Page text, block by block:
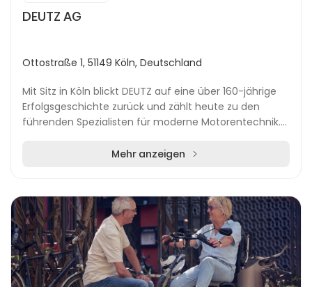
DEUTZ AG
Ottostraße 1, 51149 Köln, Deutschland
Mit Sitz in Köln blickt DEUTZ auf eine über 160-jährige
Erfolgsgeschichte zurück und zählt heute zu den
führenden Spezialisten für moderne Motorentechnik.
Mehr anzeigen